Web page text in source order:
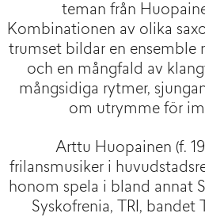
teman från
Kombinationen av olika
trumset bildar en ensemble
och en mångfald av
mångsidiga rytmer,
om utrymme för
Arttu Huopainen (f.
frilansmusiker i
honom spela i bland annat
Syskofrenia, TRI, bandet